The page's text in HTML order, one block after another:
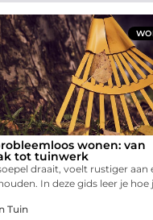
wonen: van
tot tuinwerk
draait, voelt rustiger
In deze gids leer je
Tuin